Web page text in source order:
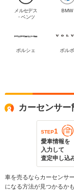
メルセデス
・ベンツ
BMW
ポルシェ ボルボ
カーセンサ
STEP1
愛車情報を
入力して
査定申し込
車を売るならカーセンサ
になる方法が見つかるか